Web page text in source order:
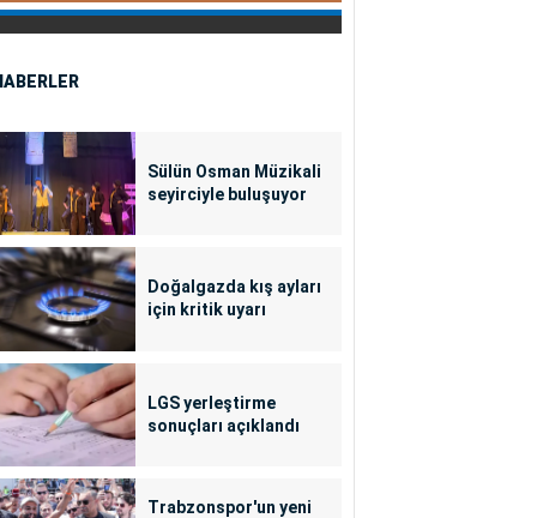
Sülün Osman Müzikali
seyirciyle buluşuyor
Doğalgazda kış ayları
için kritik uyarı
LGS yerleştirme
sonuçları açıklandı
Trabzonspor'un yeni